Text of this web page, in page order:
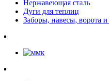
Нержавеющая сталь
Дуги для теплиц
Заборы, навесы, ворота и